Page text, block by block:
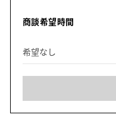
商談希望時間